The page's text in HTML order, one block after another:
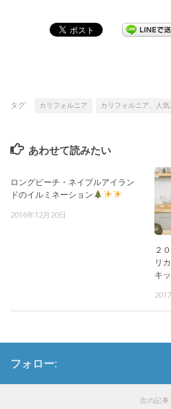
タグ: カリフォルニア カリフォルニア、人気
あわせて読みたい
ロングビーチ・ネイプルアイラン
ドのイルミネーション
2016年12月20日
２
リ
キッ
フォロー:
次の記事